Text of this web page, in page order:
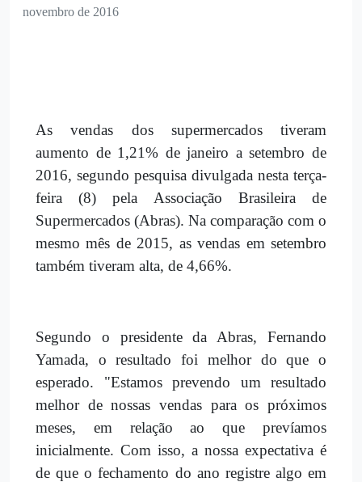
novembro de 2016
As vendas dos supermercados tiveram
aumento de 1,21% de janeiro a setembro de
2016, segundo pesquisa divulgada nesta terça-
feira (8) pela Associação Brasileira de
Supermercados (Abras). Na comparação com o
mesmo mês de 2015, as vendas em setembro
também tiveram alta, de 4,66%.
Segundo o presidente da Abras, Fernando
Yamada, o resultado foi melhor do que o
esperado. "Estamos prevendo um resultado
melhor de nossas vendas para os próximos
meses, em relação ao que prevíamos
inicialmente. Com isso, a nossa expectativa é
de que o fechamento do ano registre algo em